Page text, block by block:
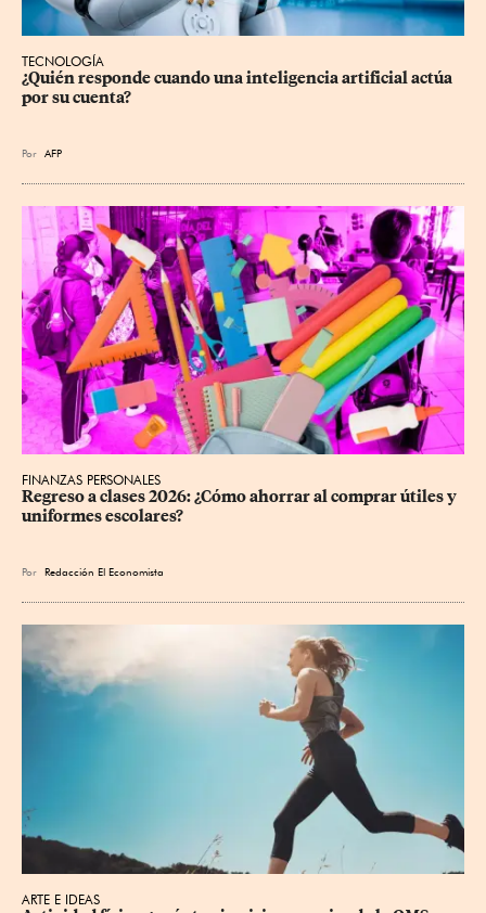
TECNOLOGÍA
¿Quién responde cuando una inteligencia artificial actúa
por su cuenta?
Por AFP
FINANZAS PERSONALES
Regreso a clases 2026: ¿Cómo ahorrar al comprar útiles y
uniformes escolares?
Por Redacción El Economista
ARTE E IDEAS